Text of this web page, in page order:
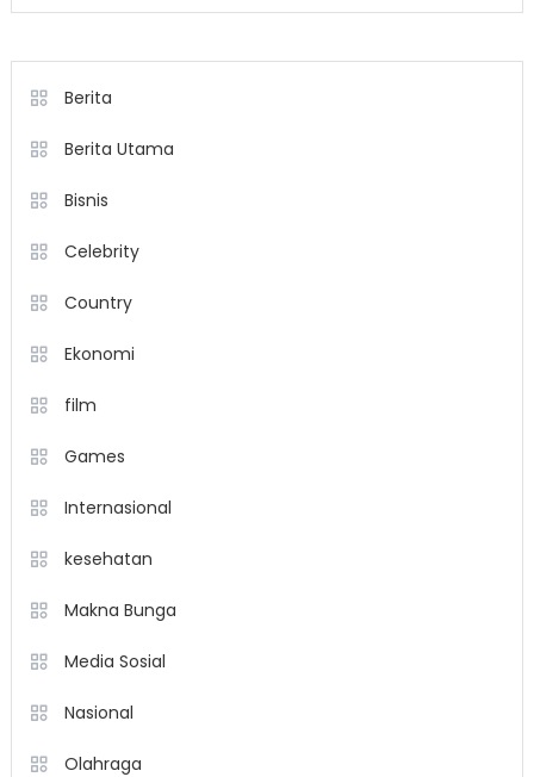
Berita
Berita Utama
Bisnis
Celebrity
Country
Ekonomi
film
Games
Internasional
kesehatan
Makna Bunga
Media Sosial
Nasional
Olahraga